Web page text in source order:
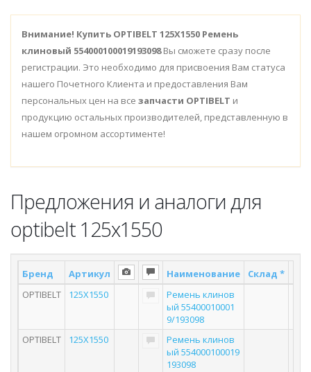
Внимание! Купить OPTIBELT 125X1550 Ремень
клиновый 554000100019193098Вы сможете сразу после
регистрации. Это необходимо для присвоения Вам статуса
нашего Почетного Клиента и предоставления Вам
персональных цен на все запчасти OPTIBELT и
продукцию остальных производителей, представленную в
нашем огромном ассортименте!
Предложения и аналоги для
optibelt 125x1550
Бренд Артикул Наименование Склад *
OPTIBELT
125X1550
Ремень клинов
ый 55400010001
9/193098
OPTIBELT
125X1550
Ремень клинов
ый 554000100019
193098